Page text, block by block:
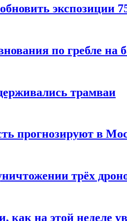
экспозиции
по гребле на
трамваи
прогнозируют в
трёх
как на этой неделе